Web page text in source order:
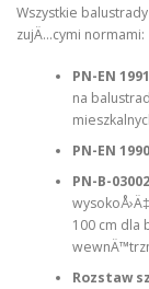
Wszystkie
zujÄ…cymi normami:
PN-EN
na
PN-EN 1990
PN-B-03002
100 cm dla
Rozstaw